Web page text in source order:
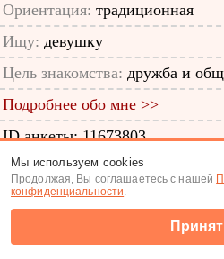
Ориентация: традиционная
Ищу: девушку
Цель знакомства: дружба и
Подробнее обо мне >>
ID анкеты: 11673803
Знакомства|Поиск анкет
(c) Tabor.ru 2026
Мы используем cookies
Продолжая, Вы соглашаетесь с нашей
конфиденциальности.